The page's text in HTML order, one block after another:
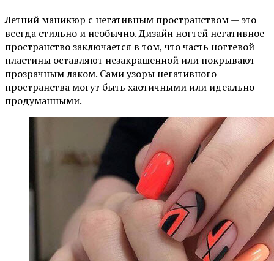
Летний маникюр с негативным пространством — это
всегда стильно и необычно. Дизайн ногтей негативное
пространство заключается в том, что часть ногтевой
пластины оставляют незакрашенной или покрывают
прозрачным лаком. Сами узоры негативного
пространства могут быть хаотичными или идеально
продуманными.